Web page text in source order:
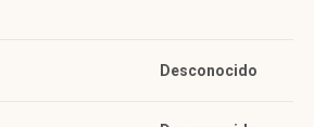
Desconocido